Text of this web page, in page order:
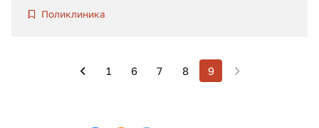
Поликлиника
1 6 7 8 9